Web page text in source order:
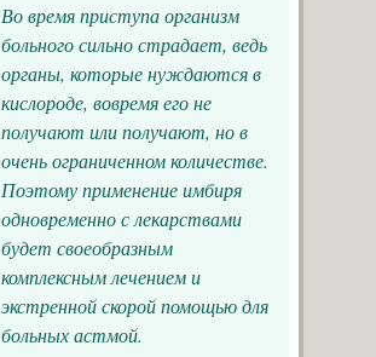
Во время приступа организм
больного сильно страдает, ведь
органы, которые нуждаются в
кислороде, вовремя его не
получают или получают, но в
очень ограниченном количестве.
Поэтому применение имбиря
одновременно с лекарствами
будет своеобразным
комплексным лечением и
экстренной скорой помощью для
больных астмой.